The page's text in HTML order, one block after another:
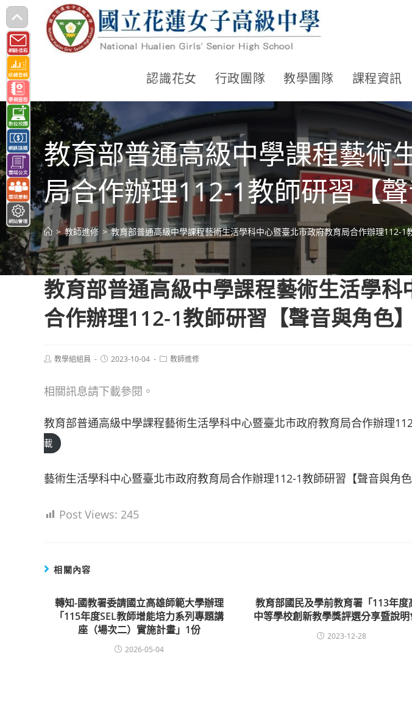
跳
轉
至
主
要
內
容
認識花女 行政團隊 教學團隊 課程資訊
教育部普通高級中學課程藝術
局合作辦理112-1教師研習【
> 教師進修 > 教育部普通高級中學課程藝術生活學科中心暨臺北市政府教育局合作辦理112-1
教育部普通高級中學課程藝術生活學
合作辦理112-1教師研習【聲音與角色
Post教學組組員
Post2023-10-04
Post教師進修
相關訊息請下載參閱。
教育部普通高級中學課程藝術生活學科中心暨臺北市政府教育局合作辦理
載
藝術生活學科中心暨臺北市政府教育局合作辦理112-1教師研習【聲音與角
Post Views: 245
相關內容
轉知-國教署委請國立高雄師範大學辦理
「115年度SEL教師增能培力系列專題講
座（場次二）實施計畫」1份
2026-05-04
教育部國民及學前教育署「113年度
中等學校創新教學獎評選分享暨說明
2023-12-28